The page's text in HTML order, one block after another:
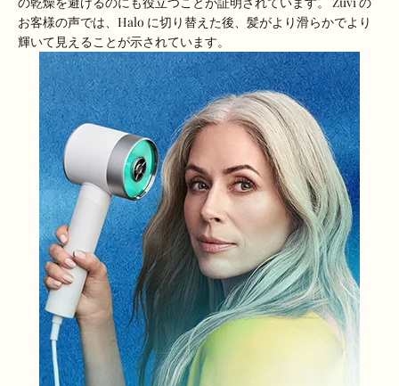
お客様の声では、Halo に切り替えた後、髪がより滑らかでより
輝いて見えることが示されています。